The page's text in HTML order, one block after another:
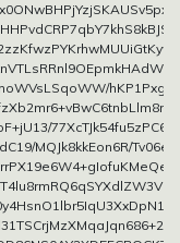
77XcTJk54fu5zPC6/
MQJk8kkEon6R/